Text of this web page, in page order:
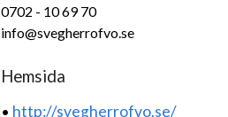
0702 - 10 69 70
info@svegherrofvo.se
Hemsida
• http://svegherrofvo.se/